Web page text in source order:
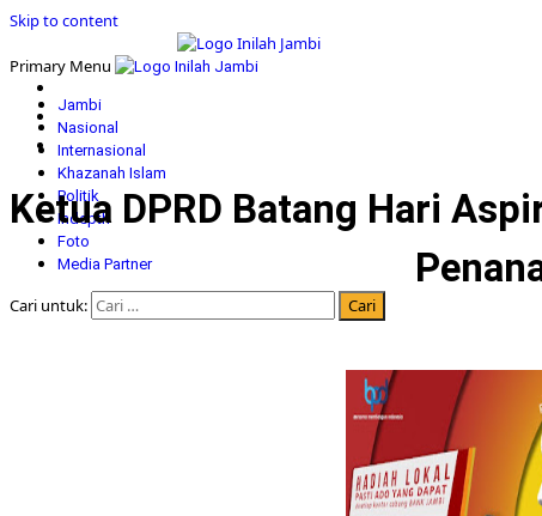
Skip to content
Primary Menu
Jambi
Nasional
Internasional
Khazanah Islam
Politik
Indepth
Foto
Media Partner
Cari untuk:
Ketua DPRD Batang Hari